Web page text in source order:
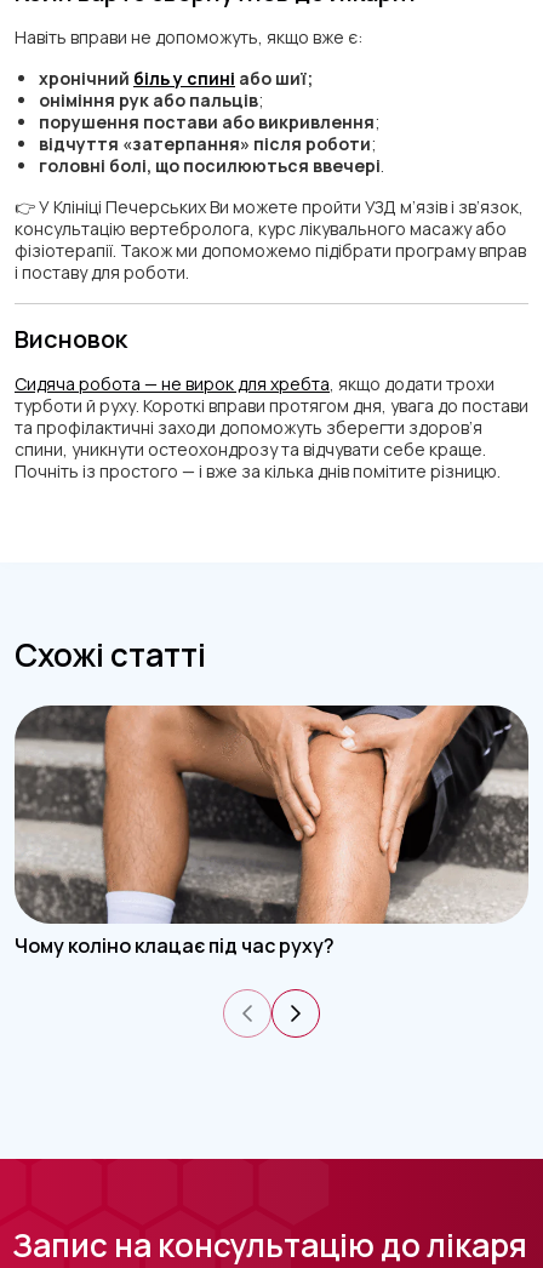
Навіть вправи не допоможуть, якщо вже є:
хронічний біль у спині або шиї;
оніміння рук або пальців;
порушення постави або викривлення;
відчуття «затерпання» після роботи;
головні болі, що посилюються ввечері
👉 У Клініці Печерських Ви можете пройти УЗД м’язів і зв’язок,
консультацію вертебролога, курс лікувального масажу або
фізіотерапії. Також ми допоможемо підібрати програму вправ
і поставу для роботи.
Висновок
Сидяча робота — не вирок для хребта , якщо додати трохи
турботи й руху. Короткі вправи протягом дня, увага до постави
та профілактичні заходи допоможуть зберегти здоров’я
спини, уникнути остеохондрозу та відчувати себе краще.
Почніть із простого — і вже за кілька днів помітите різницю.
Схожі статті
Чому коліно клацає під час руху?
Запис на консультацію до лікаря